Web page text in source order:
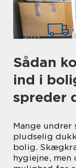
Sådan
ind i
spreder
Mange
pludselig
bolig.
hygiejne, men